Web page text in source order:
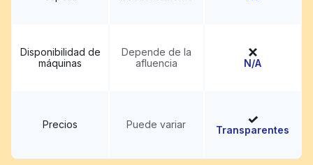
Disponibilidad de
máquinas
Depende de la
afluencia
N/A
Precios Puede variar Transparentes